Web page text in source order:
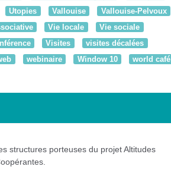
Utopies Vallouise
Vallouise-Pelvoux
Vie locale
Vie sociale
Visites
visites décalées
webinaire Window 10
world café
structures porteuses du projet Altitudes